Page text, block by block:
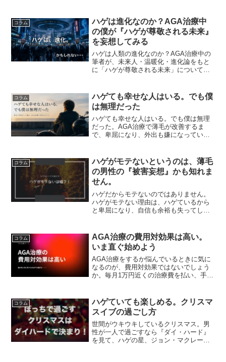
コラム
ハゲは進化なのか？AGA治療中
の僕が『ハゲが尊敬される未来』
を妄想してみる
ハゲは人類の進化なのか？AGA治療中の
筆者が、未来人・温暖化・進化論をもと
に「ハゲが尊敬される未来」について妄
コラム
ハゲても幸せな人はいる。でも僕
は無理だった
ハゲても幸せな人はいる。でも僕は無理
だった。AGA治療で薄毛が改善するま
で、卑屈になり、外出も嫌になっていた
コラム
ハゲがモテないというのは、薄毛
の男性の『被害妄想』かも知れま
せん。
ハゲだからモテないのではありません。
ハゲがモテない理由は、ハゲているから
と卑屈になり、自信も余裕も失ってしま
要です。
コラム
AGA治療の費用対効果は高い。
いま直ぐ始めよう
AGA治療をするか悩んでいるときに気に
なるのが、費用対効果ではないでしょう
か。毎月1万円近くの治療費を払い、手に
権を守るために最低限、必要なものなの
です。
コラム
ハゲていても楽しめる。クリスマ
スイブの過ごし方
世間がウキウキしているクリスマス。男
性が一人で過ごすなら『ダイ・ハード』
を見て、ハゲの星、ジョン・マクレーン